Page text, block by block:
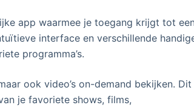
app waarmee je toegang krijgt tot
interface en verschillende
programma’s.
ook video’s on-demand bekijken. Dit
je favoriete shows, films,